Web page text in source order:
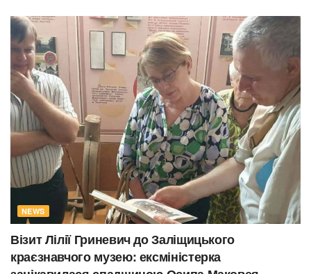
NEWS
Візит Лілії Гриневич до Заліщицького
краєзнавчого музею: ексміністерка